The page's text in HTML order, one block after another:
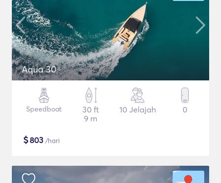
Aqua 30
Speedboat
30 ft
9 m
10 Jelajah 0
$803 /hari